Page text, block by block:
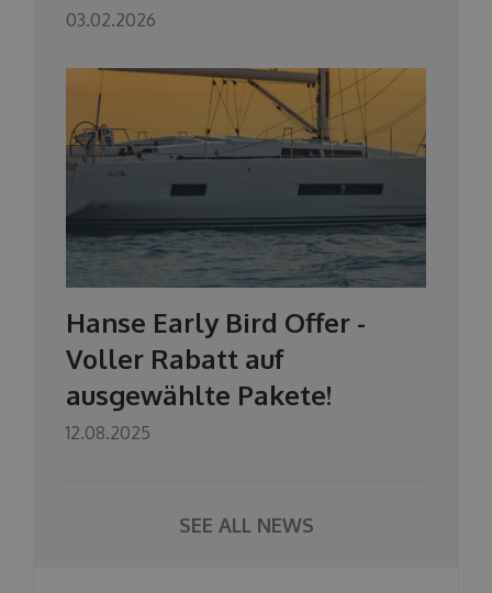
03.02.2026
Hanse Early Bird Offer -
Voller Rabatt auf
ausgewählte Pakete!
12.08.2025
SEE ALL NEWS